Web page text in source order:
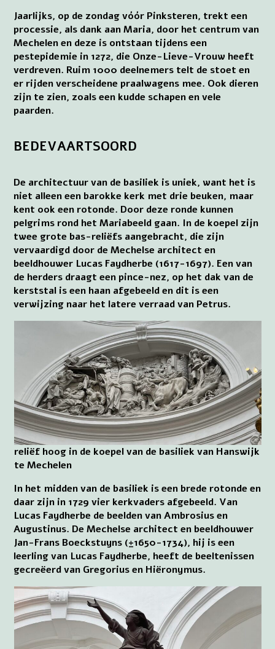
Jaarlijks, op de zondag vóór Pinksteren, trekt een
processie, als dank aan Maria, door het centrum van
Mechelen en deze is ontstaan tijdens een
pestepidemie in 1272, die Onze-Lieve-Vrouw heeft
verdreven. Ruim 1000 deelnemers telt de stoet en
er rijden verscheidene praalwagens mee. Ook dieren
zijn te zien, zoals een kudde schapen en vele
paarden.
BEDEVAARTSOORD
De architectuur van de basiliek is uniek, want het is
niet alleen een barokke kerk met drie beuken, maar
kent ook een rotonde. Door deze ronde kunnen
pelgrims rond het Mariabeeld gaan. In de koepel zijn
twee grote bas-reliëfs aangebracht, die zijn
vervaardigd door de Mechelse architect en
beeldhouwer Lucas Faydherbe (1617-1697). Een van
de herders draagt een pince-nez, op het dak van de
kerststal is een haan afgebeeld en dit is een
verwijzing naar het latere verraad van Petrus.
reliëf hoog in de koepel van de basiliek van Hanswijk
te Mechelen
In het midden van de basiliek is een brede rotonde en
daar zijn in 1729 vier kerkvaders afgebeeld. Van
Lucas Faydherbe de beelden van Ambrosius en
Augustinus. De Mechelse architect en beeldhouwer
Jan-Frans Boeckstuyns (±1650-1734), hij is een
leerling van Lucas Faydherbe, heeft de beeltenissen
gecreëerd van Gregorius en Hiëronymus.